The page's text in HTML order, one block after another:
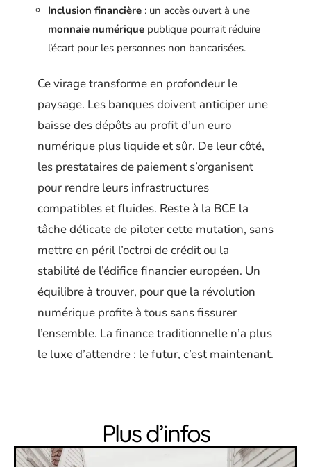
Inclusion financière : un accès ouvert à une
monnaie numérique publique pourrait réduire
l’écart pour les personnes non bancarisées.
Ce virage transforme en profondeur le
paysage. Les banques doivent anticiper une
baisse des dépôts au profit d’un euro
numérique plus liquide et sûr. De leur côté,
les prestataires de paiement s’organisent
pour rendre leurs infrastructures
compatibles et fluides. Reste à la BCE la
tâche délicate de piloter cette mutation, sans
mettre en péril l’octroi de crédit ou la
stabilité de l’édifice financier européen. Un
équilibre à trouver, pour que la révolution
numérique profite à tous sans fissurer
l’ensemble. La finance traditionnelle n’a plus
le luxe d’attendre : le futur, c’est maintenant.
Plus d’infos